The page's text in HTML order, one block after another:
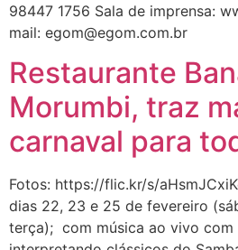
98447 1756 Sala de imprensa:
mail: egom@egom.com.br
Restaurante
Morumbi, traz
carnaval para
Fotos: https://flic.kr/s/
dias 22, 23 e 25 de fevereiro
terça); com música ao vivo com